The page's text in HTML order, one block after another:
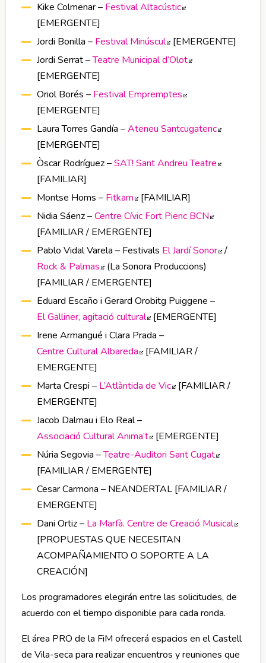
Kike Colmenar – Festival Altacústic
[EMERGENTE]
Jordi Bonilla – Festival Minúscul Abre en nueva ventana
[EMERGENTE]
Jordi Serrat –Teatre Municipal d’Olot
[EMERGENTE]
Oriol Borés – Festival Empremptes
[EMERGENTE]
Laura Torres Gandía –Ateneu Santcugatenc
[EMERGENTE]
Òscar Rodríguez –SAT! Sant Andreu Teatre
[FAMILIAR]
Montse Homs – Fitkam Abre en nueva ventana
[FAMILIAR]
Nidia Sáenz –Centre Cívic Fort Pienc BCN
[FAMILIAR / EMERGENTE]
Pablo Vidal Varela – Festivals El Jardí Sonor Abre en
/
Rock & Palmas
Abre en nueva ventana
(La Sonora Produccions)
[FAMILIAR / EMERGENTE]
Eduard Escaño i Gerard Orobitg Puiggene –
El Galliner, agitació cultural Abre en nueva ventana
[EMERGENTE]
Irene Armangué i Clara Prada –
Centre Cultural Albareda
Abre en nueva ventana
[FAMILIAR /
EMERGENTE]
Marta Crespi – L’Atlàntida de Vic Abre en nueva
[FAMILIAR /
EMERGENTE]
Jacob Dalmau i Elo Real –
Associació Cultural Anima’t Abre en nueva ventana
[EMERGENTE]
Núria Segovia –Teatre-Auditori Sant Cugat
[FAMILIAR / EMERGENTE]
Cesar Carmona – NEANDERTAL [FAMILIAR /
EMERGENTE]
Dani Ortiz – La Marfà. Centre de Creació Musical
[PROPUESTAS QUE NECESITAN
ACOMPAÑAMIENTO O SOPORTE A LA
CREACIÓN]
Los programadores elegirán entre las solicitudes, de
acuerdo con el tiempo disponible para cada ronda.
El área PRO de la FiM ofrecerá espacios en el Castell
de Vila-seca para realizar encuentros y reuniones que